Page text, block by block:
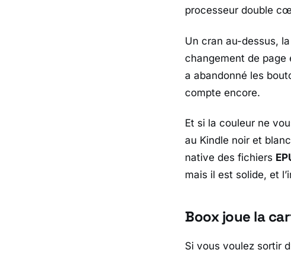
processeur double
Un cran au-dessus, la
changement de page
a abandonné les
compte encore.
Et si la couleur ne
au Kindle noir et
native des fichiers
mais il est solide, et
Boox joue la
Si vous voulez sortir